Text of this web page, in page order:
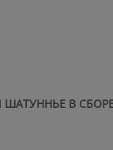
В СБОРЕ